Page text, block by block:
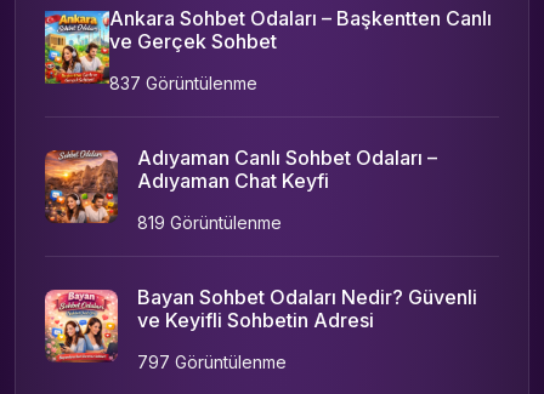
Ankara Sohbet Odaları – Başkentten Canlı
ve Gerçek Sohbet
837 Görüntülenme
Adıyaman Canlı Sohbet Odaları –
Adıyaman Chat Keyfi
819 Görüntülenme
Bayan Sohbet Odaları Nedir? Güvenli
ve Keyifli Sohbetin Adresi
797 Görüntülenme